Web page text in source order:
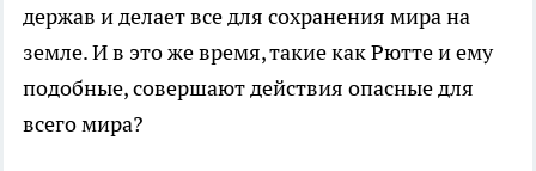
держав и делает все для сохранения мира на
земле. И в это же время, такие как Рютте и ему
подобные, совершают действия опасные для
всего мира?